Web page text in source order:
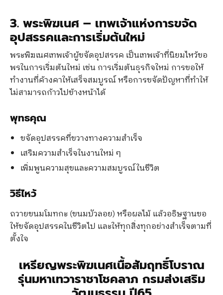
3. พระพิฆเนศ – เทพเจ้าแห่งการขจัด
อุปสรรคและการเริ่มต้นใหม่
พระพิฆเนศเทพเจ้าผู้ขจัดอุปสรรค เป็นเทพเจ้าที่นิยมไหว้ขอ
พรในการเริ่มต้นใหม่ เช่น การเริ่มต้นธุรกิจใหม่ การขอให้
ทำงานที่ค้างคาให้เสร็จสมบูรณ์ หรือการขจัดปัญหาที่ทำให้
ไม่สามารถก้าวไปข้างหน้าได้
พุทธคุณ
ขจัดอุปสรรคที่ขวางทางความสำเร็จ
เสริมความสำเร็จในงานใหม่ ๆ
เพิ่มพูนความสุขและความสมบูรณ์ในชีวิต
วิธีไหว้
ถวายขนมโมทกะ (ขนมบัวลอย) หรือผลไม้ แล้วอธิษฐานขอ
ให้ขจัดอุปสรรคในชีวิตไป และให้ทุกสิ่งทุกอย่างสำเร็จตามที่
ตั้งใจ
เหรียญพระพิฆเนศเนื้อสัมฤทธิ์โบราณ
รุ่นมหาเทวาราชาโชคลาภ กรมส่งเสริม